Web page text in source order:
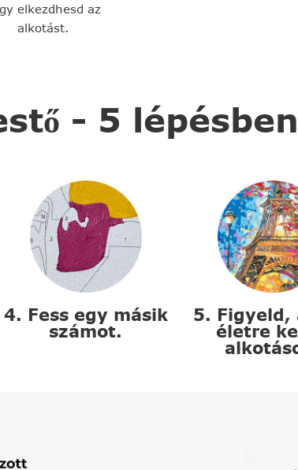
elkezdhesd az
alkotást.
- 5 lépésben
4. Fess egy másik
számot.
5. Figyeld,
életre